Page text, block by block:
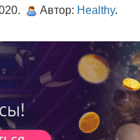
Автор: Healthy.